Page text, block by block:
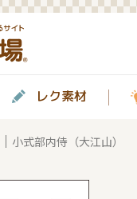
レク素材
小式部内侍（大江山）